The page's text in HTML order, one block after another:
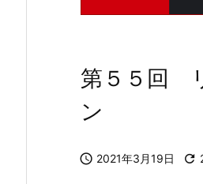
第５５回
ン
 2021年3月19日 